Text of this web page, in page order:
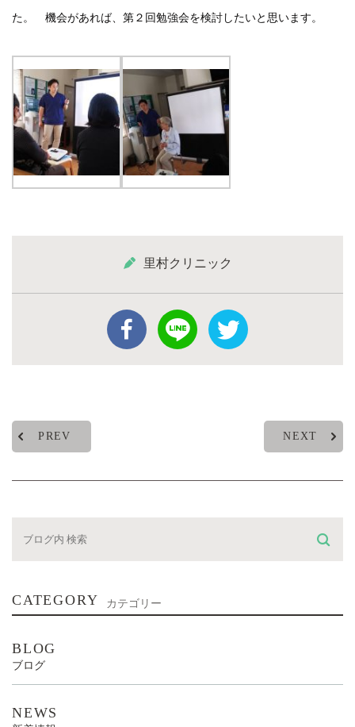
た。 機会があれば、第２回勉強会を検討したいと思います。
里村クリニック
PREV NEXT
CATEGORY カテゴリー
BLOG
ブログ
NEWS